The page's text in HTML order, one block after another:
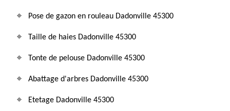
Pose de gazon en rouleau Dadonville 45300
Taille de haies Dadonville 45300
Tonte de pelouse Dadonville 45300
Abattage d'arbres Dadonville 45300
Etetage Dadonville 45300